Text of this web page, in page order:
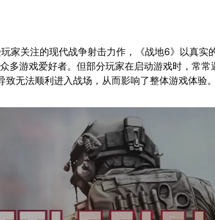
家关注的现代战争射击力作，《战地6》以真实
多游戏爱好者。但部分玩家在启动游戏时，常常
致无法顺利进入战场，从而影响了整体游戏体验。